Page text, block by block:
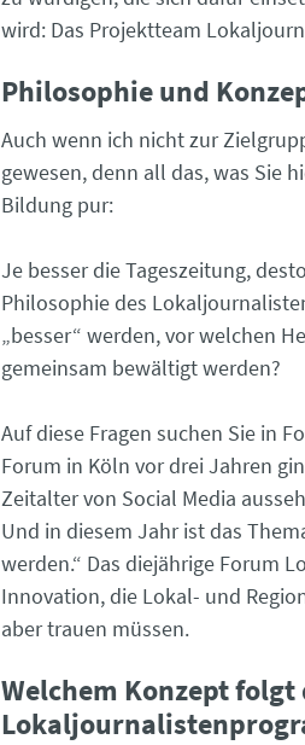
wird: Das Projektteam
Philosophie und
Auch wenn ich nicht zur
gewesen, denn all das, was Sie
Bildung pur:
Je besser die Tageszeitung,
Philosophie des
„besser“ werden, vor welchen
gemeinsam bewältigt werden?
Auf diese Fragen suchen Sie in
Forum in Köln vor drei Jahren
Zeitalter von Social Media
Und in diesem Jahr ist das
werden.“ Das diejährige Forum
Innovation, die Lokal- und
aber trauen müssen.
Welchem Konzept folgt